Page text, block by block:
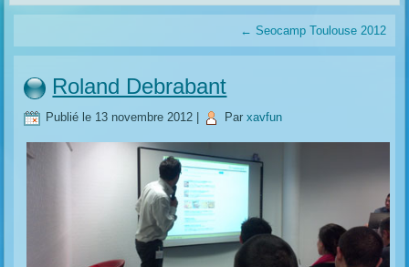
← Seocamp Toulouse 2012
Roland Debrabant
Publié le 13 novembre 2012 Par xavfun